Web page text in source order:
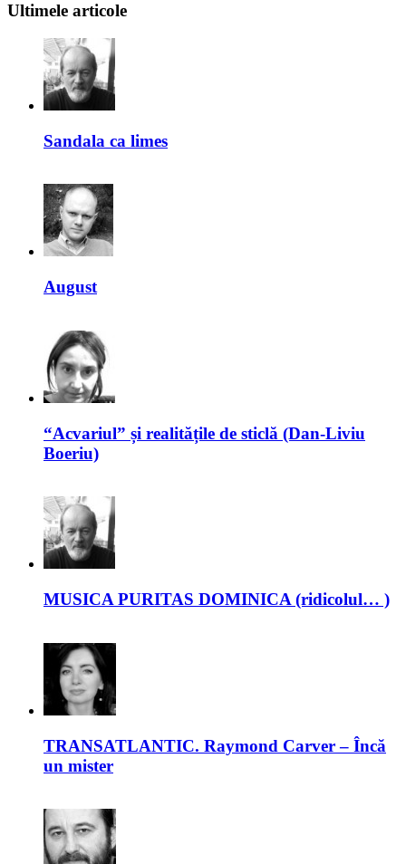
Ultimele articole
Sandala ca limes
August
“Acvariul” și realitățile de sticlă (Dan-Liviu
Boeriu)
MUSICA PURITAS DOMINICA (ridicolul… )
TRANSATLANTIC. Raymond Carver – Încă
un mister